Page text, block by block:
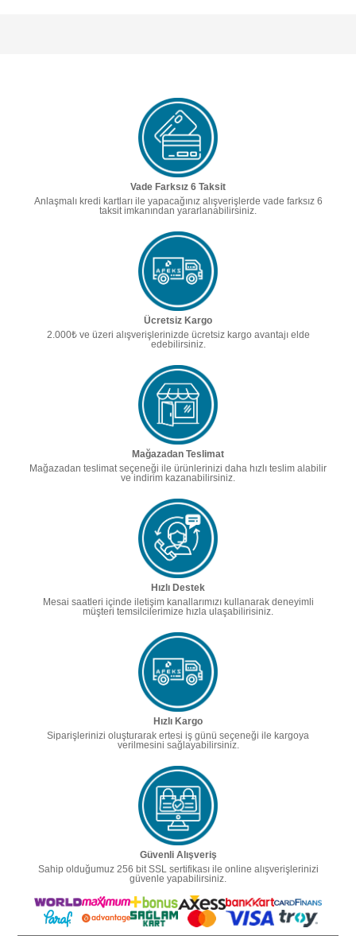
Vade Farksız 6 Taksit
Anlaşmalı kredi kartları ile yapacağınız alışverişlerde vade farksız 6
taksit imkanından yararlanabilirsiniz.
Ücretsiz Kargo
2.000₺ ve üzeri alışverişlerinizde ücretsiz kargo avantajı elde
edebilirsiniz.
Mağazadan Teslimat
Mağazadan teslimat seçeneği ile ürünlerinizi daha hızlı teslim alabilir
ve indirim kazanabilirsiniz.
Hızlı Destek
Mesai saatleri içinde iletişim kanallarımızı kullanarak deneyimli
müşteri temsilcilerimize hızla ulaşabilirisiniz.
Hızlı Kargo
Siparişlerinizi oluşturarak ertesi iş günü seçeneği ile kargoya
verilmesini sağlayabilirsiniz.
Güvenli Alışveriş
Sahip olduğumuz 256 bit SSL sertifikası ile online alışverişlerinizi
güvenle yapabilirsiniz.